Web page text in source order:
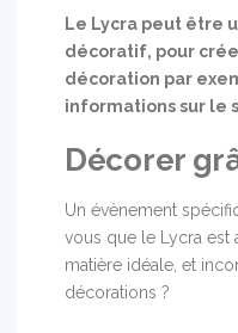
Le Lycra peut être
décoratif, pour
décoration par
informations sur le
Décorer
Un évènement
vous que le Lycra est
matière idéale, et
décorations ?